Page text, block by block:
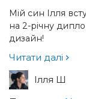
Мій син Ілля
на 2-річну
дизайн!
Читати далі
Ілля Ш